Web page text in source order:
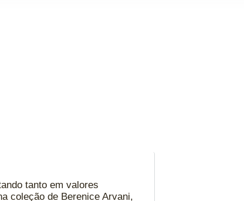
tanto em valores
coleção de Berenice Arvani,